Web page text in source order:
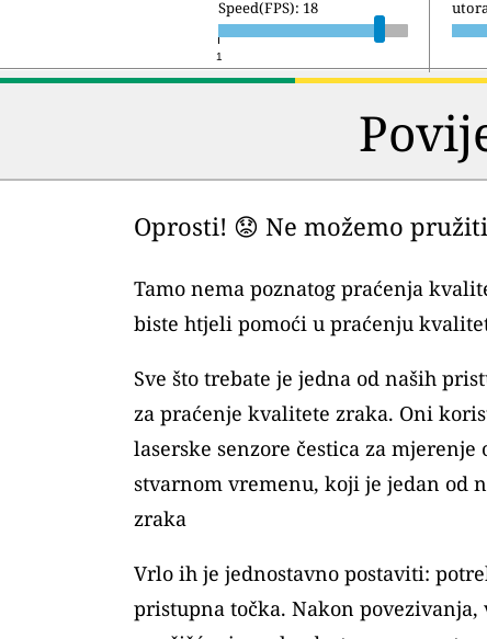
1
Speed(FPS): 18
Oprosti! 😟 Ne možemo
Tamo nema poznatog praćenja
biste htjeli pomoći u praćenju
Sve što trebate je jedna od naših
za praćenje kvalitete zraka. Oni
laserske senzore čestica za mjerenje
stvarnom vremenu, koji je jedan od
zraka
Vrlo ih je jednostavno postaviti:
pristupna točka. Nakon povezivanja,